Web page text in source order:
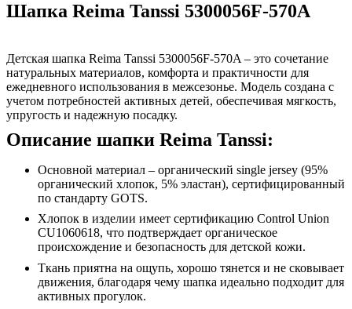
Шапка Reima Tanssi 5300056F-570A
Детская шапка Reima Tanssi 5300056F-570A – это сочетание
натуральных материалов, комфорта и практичности для
ежедневного использования в межсезонье. Модель создана с
учетом потребностей активных детей, обеспечивая мягкость,
упругость и надежную посадку.
Описание шапки Reima Tanssi:
Основной материал – органический single jersey (95%
органический хлопок, 5% эластан), сертифицированный
по стандарту GOTS.
Хлопок в изделии имеет сертификацию Control Union
CU1060618, что подтверждает органическое
происхождение и безопасность для детской кожи.
Ткань приятна на ощупь, хорошо тянется и не сковывает
движения, благодаря чему шапка идеально подходит для
активных прогулок.